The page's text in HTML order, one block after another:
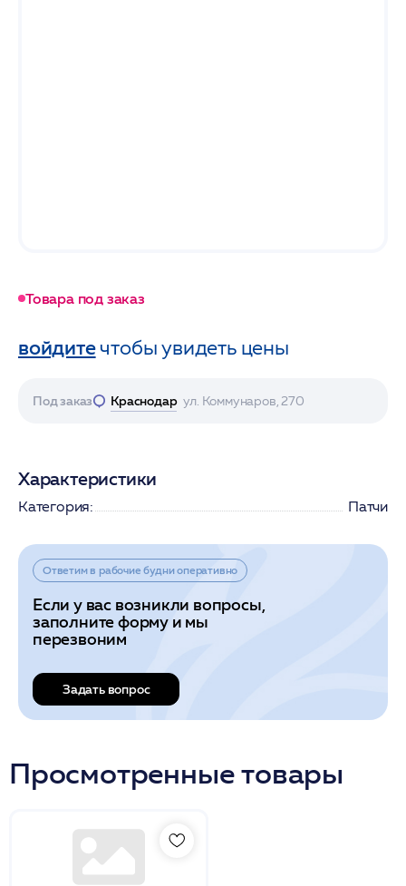
Товара под заказ
войдитечтобы увидеть цены
Под заказ Краснодар ул. Коммунаров, 270
Характеристики
Категория: Патчи
Ответим в рабочие будни оперативно
Если у вас возникли вопросы,
заполните форму и мы
перезвоним
Задать вопрос
Просмотренные товары